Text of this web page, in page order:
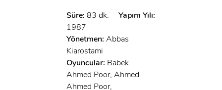
Süre: 83 dk.
Yapım Yılı:
1987
Yönetmen: Abbas
Kiarostami
Oyuncular: Babek
Ahmed Poor, Ahmed
Ahmed Poor,